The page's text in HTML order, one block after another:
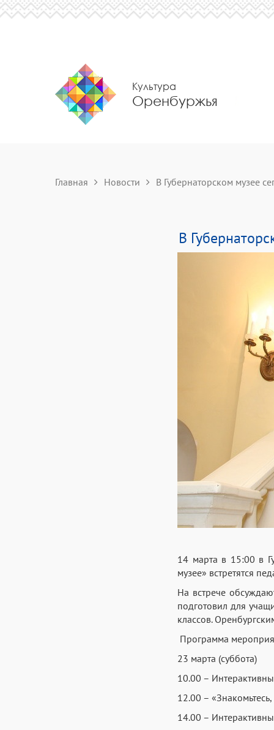
Культура
Оренбуржья
Главная Новости В Губернаторском музее
В
14 марта в 15:00 в
музее» встретятся
На встрече
подготовил для
классов.
Программа
23 марта (суббота)
10.00 –
12.00 –
14.00 –